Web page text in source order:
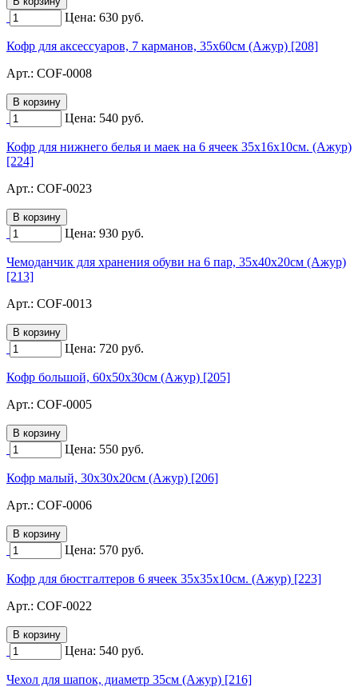
Цена: 630 руб.
Кофр для аксессуаров, 7 карманов, 35х60см (Ажур) [208]
Арт.: COF-0008
Цена: 540 руб.
Кофр для нижнего белья и маек на 6 ячеек 35х16х10см. (Ажур)
[224]
Арт.: COF-0023
Цена: 930 руб.
Чемоданчик для хранения обуви на 6 пар, 35х40х20см (Ажур)
[213]
Арт.: COF-0013
Цена: 720 руб.
Кофр большой, 60х50х30см (Ажур) [205]
Арт.: COF-0005
Цена: 550 руб.
Кофр малый, 30х30х20см (Ажур) [206]
Арт.: COF-0006
Цена: 570 руб.
Кофр для бюстгалтеров 6 ячеек 35х35х10см. (Ажур) [223]
Арт.: COF-0022
Цена: 540 руб.
Чехол для шапок, диаметр 35см (Ажур) [216]